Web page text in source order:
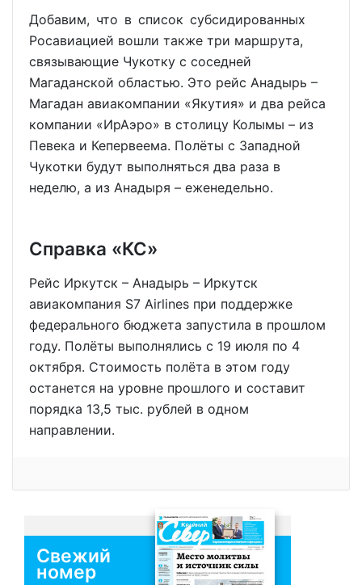
Добавим, что в список субсидированных
Росавиацией вошли также три маршрута,
связывающие Чукотку с соседней
Магаданской областью. Это рейс Анадырь –
Магадан авиакомпании «Якутия» и два рейса
компании «ИрАэро» в столицу Колымы – из
Певека и Кепервеема. Полёты с Западной
Чукотки будут выполняться два раза в
неделю, а из Анадыря – еженедельно.
Справка «КС»
Рейс Иркутск – Анадырь – Иркутск
авиакомпания S7 Airlines при поддержке
федерального бюджета запустила в прошлом
году. Полёты выполнялись с 19 июля по 4
октября. Стоимость полёта в этом году
останется на уровне прошлого и составит
порядка 13,5 тыс. рублей в одном
направлении.
Свежий
номер